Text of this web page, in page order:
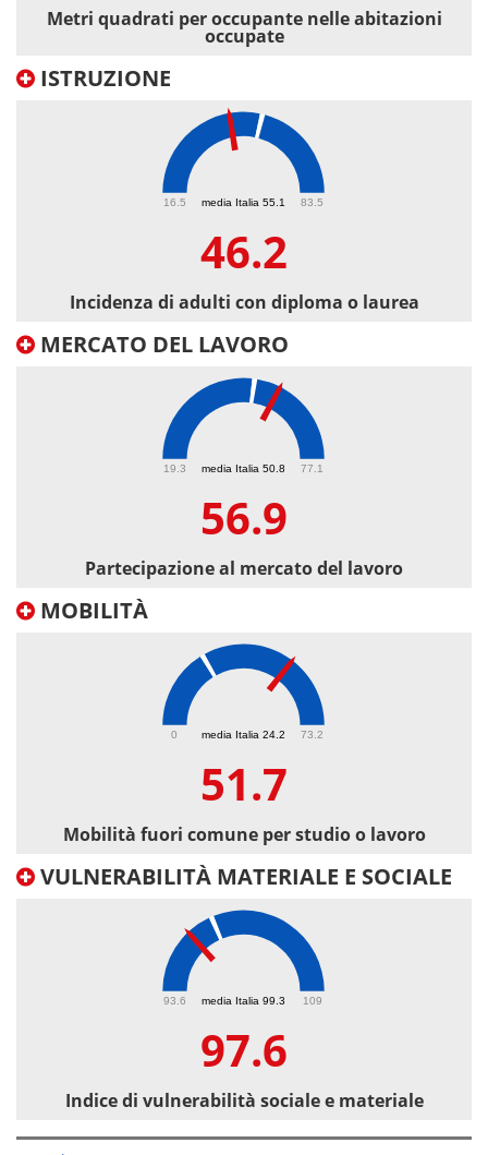
Metri quadrati per occupante nelle abitazioni
occupate
ISTRUZIONE
media Italia 55.1
16.5 83.5
46.2
Incidenza di adulti con diploma o laurea
MERCATO DEL LAVORO
media Italia 50.8
19.3 77.1
56.9
Partecipazione al mercato del lavoro
MOBILITÀ
media Italia 24.2
0 73.2
51.7
Mobilità fuori comune per studio o lavoro
VULNERABILITÀ MATERIALE E SOCIALE
media Italia 99.3
93.6 109
97.6
Indice di vulnerabilità sociale e materiale